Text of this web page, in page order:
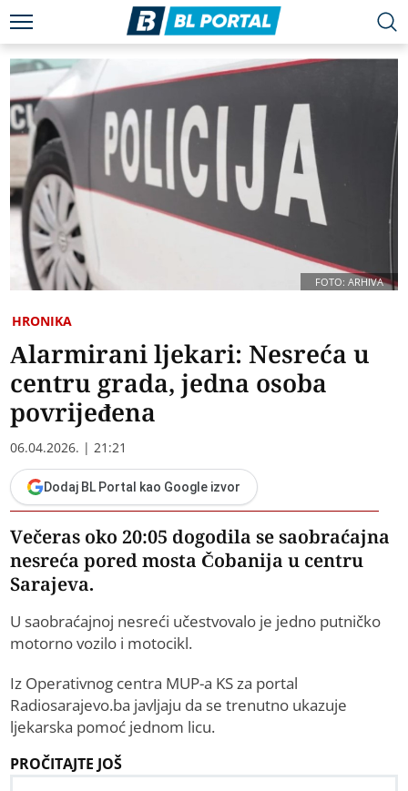
FOTO: ARHIVA
HRONIKA
Alarmirani ljekari: Nesreća u
centru grada, jedna osoba
povrijeđena
06.04.2026. | 21:21
Dodaj BL Portal kao Google izvor
Večeras oko 20:05 dogodila se saobraćajna
nesreća pored mosta Čobanija u centru
Sarajeva.
U saobraćajnoj nesreći učestvovalo je jedno putničko
motorno vozilo i motocikl.
Iz Operativnog centra MUP-a KS za portal
Radiosarajevo.ba javljaju da se trenutno ukazuje
ljekarska pomoć jednom licu.
PROČITAJTE JOŠ